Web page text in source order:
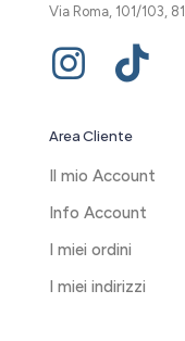
Via Roma, 101/103,
Area Cliente
Il mio Account
Info Account
I miei ordini
I miei indirizzi